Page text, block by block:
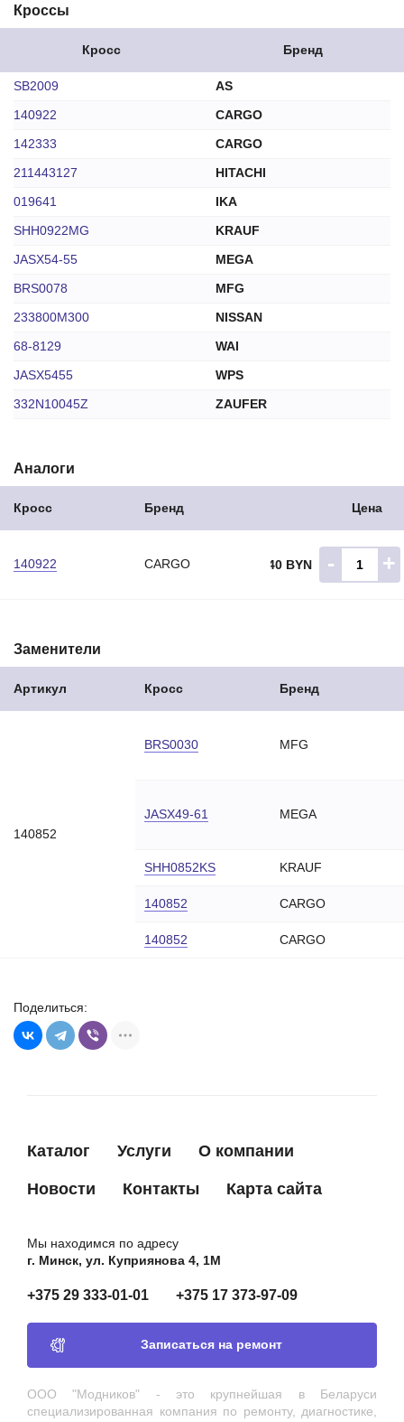
Кроссы
Кросс Бренд
SB2009
AS
140922
CARGO
142333
CARGO
211443127
HITACHI
019641
IKA
SHH0922MG
KRAUF
JASX54-55
MEGA
BRS0078
MFG
233800M300
NISSAN
68-8129
WAI
JASX5455
WPS
332N10045Z
ZAUFER
Аналоги
Кросс Бренд Цена
140922 CARGO 23.40 BYN - +
Заменители
Артикул Кросс Бренд
140852
BRS0030 MFG
JASX49-61 MEGA
SHH0852KS KRAUF
140852 CARGO
140852 CARGO
Поделиться:
Каталог Услуги О компании
Новости Контакты Карта сайта
Мы находимся по адресу
г. Минск, ул. Куприянова 4, 1М
+375 29 333-01-01 +375 17 373-97-09
Записаться на ремонт
ООО "Модников" - это крупнейшая в Беларуси
специализированная компания по ремонту, диагностике,